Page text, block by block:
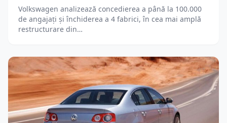
Volkswagen analizează concedierea a până la 100.000
de angajați și închiderea a 4 fabrici, în cea mai amplă
restructurare din…